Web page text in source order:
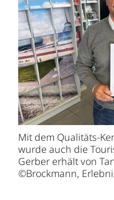
Mit dem Qualitäts-
wurde auch die
Gerber erhält von
©Brockmann,